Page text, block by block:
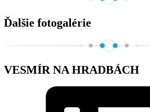
Ďalšie fotogalérie
VESMÍR NA HRADBÁCH